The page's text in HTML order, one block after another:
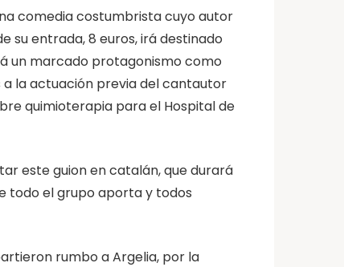
comedia costumbrista cuyo autor
su entrada, 8 euros, irá destinado
un marcado protagonismo como
a la actuación previa del cantautor
quimioterapia para el Hospital de
este guion en catalán, que durará
todo el grupo aporta y todos
rumbo a Argelia, por la